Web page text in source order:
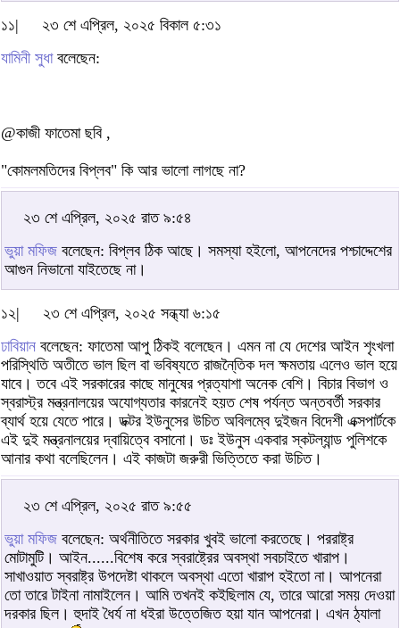
১১|
২৩ শে এপ্রিল, ২০২৫ বিকাল ৫:৩১
যামিনী সুধাবলেছেন:
@কাজী ফাতেমা ছবি ,
"কোমলমতিদের বিপ্লব" কি আর ভালো লাগছে না?
২৩ শে এপ্রিল, ২০২৫ রাত ৯:৫৪
ভুয়া মফিজ বলেছেন: বিপ্লব ঠিক আছে। সমস্যা হইলো, আপনেদের পশ্চাদ্দেশের
আগুন নিভানো যাইতেছে না।
১২|
২৩ শে এপ্রিল, ২০২৫ সন্ধ্যা ৬:১৫
ঢাবিয়ান বলেছেন: ফাতেমা আপু ঠিকই বলেছেন। এমন না যে দেশের আইন শৃংখলা
পরিস্থিতি অতীতে ভাল ছিল বা ভবিষ্যতে রাজনৈ্তিক দল ক্ষমতায় এলেও ভাল হয়ে
যাবে। তবে এই সরকারের কাছে মানুষের প্রত্যাশা অনেক বেশি। বিচার বিভাগ ও
স্বরাস্ট্র মন্ত্রনালয়ের অযোগ্যতার কারনেই হয়ত শেষ পর্যন্ত অন্তবর্তী সরকার
ব্যার্থ হয়ে যেতে পারে। ডক্টর ইউনুসের উচিত অবিলম্বে দুইজন বিদেশী এক্সপার্টকে
এই দুই মন্ত্রনালয়ের দ্বায়িত্বে বসানো। ডঃ ইউনুস একবার স্কটল্যান্ড পুলিশকে
আনার কথা বলেছিলেন। এই কাজটা জরুরী ভিত্তিতে করা উচিত।
২৩ শে এপ্রিল, ২০২৫ রাত ৯:৫৫
ভুয়া মফিজ বলেছেন: অর্থনীতিতে সরকার খুবই ভালো করতেছে। পররাষ্ট্র
মোটামুটি। আইন......বিশেষ করে স্বরাষ্ট্রের অবস্থা সবচাইতে খারাপ।
সাখাওয়াত স্বরাষ্ট্র উপদেষ্টা থাকলে অবস্থা এতো খারাপ হইতো না। আপনেরা
তো তারে টাইনা নামাইলেন। আমি তখনই কইছিলাম যে, তারে আরো সময় দেওয়া
দরকার ছিল। হুদাই ধৈর্য না ধইরা উত্তেজিত হয়া যান আপনেরা। এখন ঠ্যালা